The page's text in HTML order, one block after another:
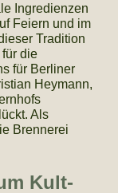
Ingredienzen
Feiern und im
Tradition
die
für Berliner
Heymann,
Als
Brennerei
Kult-